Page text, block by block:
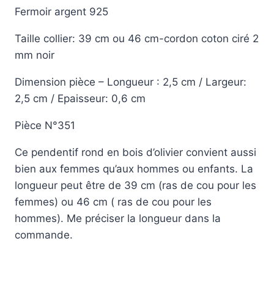
Fermoir argent 925
Taille collier: 39 cm ou 46 cm-cordon coton ciré 2
mm noir
Dimension pièce – Longueur : 2,5 cm / Largeur:
2,5 cm / Epaisseur: 0,6 cm
Pièce N°351
Ce pendentif rond en bois d’olivier convient aussi
bien aux femmes qu’aux hommes ou enfants. La
longueur peut être de 39 cm (ras de cou pour les
femmes) ou 46 cm ( ras de cou pour les
hommes). Me préciser la longueur dans la
commande.